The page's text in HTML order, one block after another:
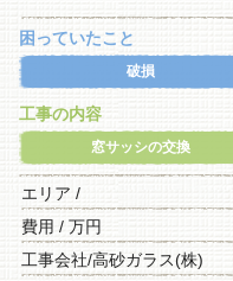
困っていたこと
破損
工事の内容
窓サッシの交換
エリア /
費用 / 万円
工事会社/高砂ガラス(株)